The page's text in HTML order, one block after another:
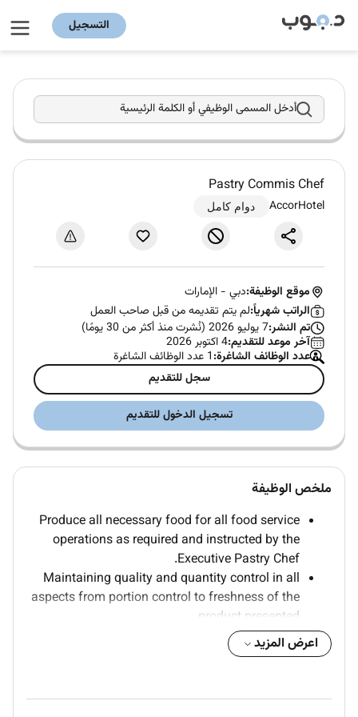
التسجيل
أدخل المسمى الوظيفي أو الكلمة الرئيسية
Pastry Commis Chef
AccorHotel دوام كامل
موقع الوظيفة:دبي - الإمارات
الراتب شهرياً:لم يتم تقديمه من قبل صاحب العمل
تم النشر:7 يوليو 2026 (نُشرت منذ أكثر من 30 يومًا)
آخر موعد للتقديم:4 اكتوبر 2026
عدد الوظائف الشاغرة:1 عدد الوظائف الشاغرة
سجل للتقديم
تسجيل الدخول للتقديم
ملخص الوظيفة
Produce all necessary food for all food service
operations as required and instructed by the
Executive Pastry Chef.
Maintaining quality and quantity control in all
aspects from portion control to freshness of the
product presented.
Previous experience working in a busy kitchen
Reliable and hardworking.
pressure.
اعرض المزيد